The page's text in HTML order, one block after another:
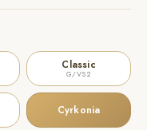
Classic
G/VS2
Cyrkonia